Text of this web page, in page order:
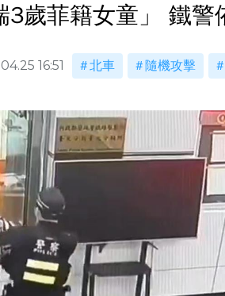
歲菲籍女童」 鐵警
16:51 北車 隨機攻擊